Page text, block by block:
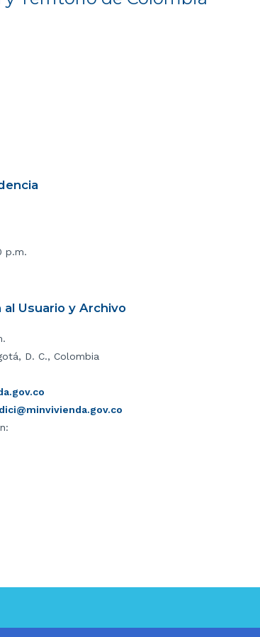
p.m.
Usuario y Archivo
D. C., Colombia